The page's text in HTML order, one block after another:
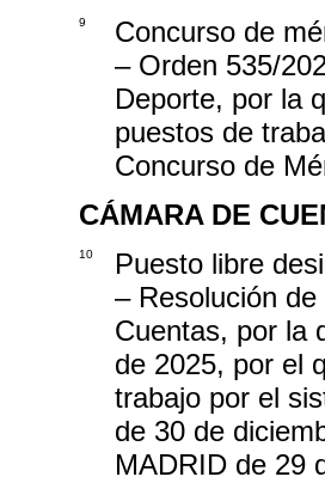
9
Concurso de
– Orden 535/
Deporte, por la
puestos de
Concurso de
CÁMARA DE
10
Puesto libre
– Resolución
Cuentas, por la
de 2025, por el
trabajo por el
de 30 de
MADRID de 29